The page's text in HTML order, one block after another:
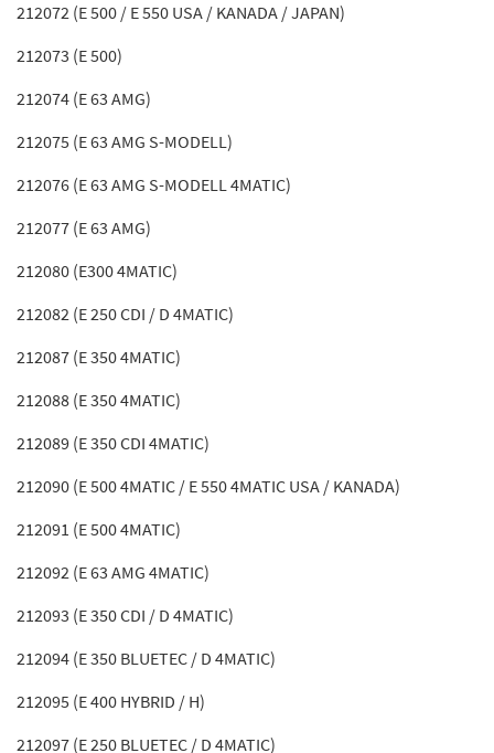
212072 (E 500 / E 550 USA / KANADA / JAPAN)
212073 (E 500)
212074 (E 63 AMG)
212075 (E 63 AMG S-MODELL)
212076 (E 63 AMG S-MODELL 4MATIC)
212077 (E 63 AMG)
212080 (E300 4MATIC)
212082 (E 250 CDI / D 4MATIC)
212087 (E 350 4MATIC)
212088 (E 350 4MATIC)
212089 (E 350 CDI 4MATIC)
212090 (E 500 4MATIC / E 550 4MATIC USA / KANADA)
212091 (E 500 4MATIC)
212092 (E 63 AMG 4MATIC)
212093 (E 350 CDI / D 4MATIC)
212094 (E 350 BLUETEC / D 4MATIC)
212095 (E 400 HYBRID / H)
212097 (E 250 BLUETEC / D 4MATIC)